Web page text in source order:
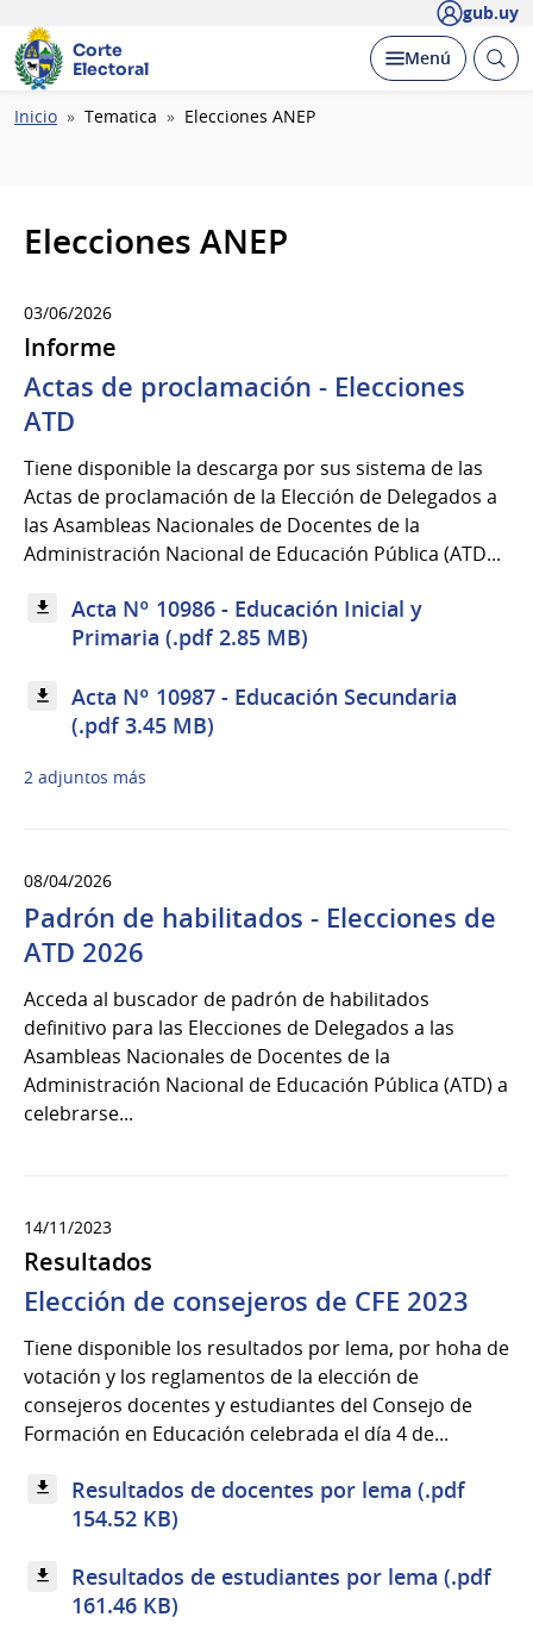
gub.uy
Corte
Electoral
Desplegar
Menú Abrir
Ruta
Inicio Tematica Elecciones ANEP
Elecciones ANEP
03/06/2026
Informe
Actas de proclamación - Elecciones
ATD
Tiene disponible la descarga por sus sistema de las
Actas de proclamación de la Elección de Delegados a
las Asambleas Nacionales de Docentes de la
Administración Nacional de Educación Pública (ATD...
Acta Nº 10986 - Educación Inicial y
Primaria (.pdf 2.85 MB)
Acta Nº 10987 - Educación Secundaria
(.pdf 3.45 MB)
2 adjuntos más
08/04/2026
Padrón de habilitados - Elecciones de
ATD 2026
Acceda al buscador de padrón de habilitados
definitivo para las Elecciones de Delegados a las
Asambleas Nacionales de Docentes de la
Administración Nacional de Educación Pública (ATD) a
celebrarse...
14/11/2023
Resultados
Elección de consejeros de CFE 2023
Tiene disponible los resultados por lema, por hoha de
votación y los reglamentos de la elección de
consejeros docentes y estudiantes del Consejo de
Formación en Educación celebrada el día 4 de...
Resultados de docentes por lema (.pdf
154.52 KB)
Resultados de estudiantes por lema (.pdf
161.46 KB)